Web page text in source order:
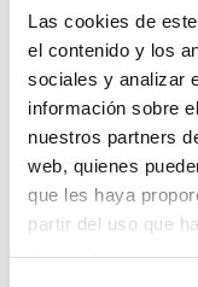
Las cookies de
el contenido y los
sociales y analizar
información sobre
nuestros partners
web, quienes
que les haya
partir del uso que
¿Has olvidado tu